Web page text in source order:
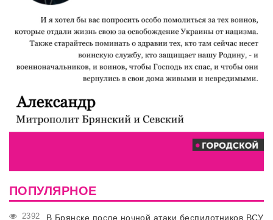
ПОПУЛЯРНОЕ
2392
В Брянске после ночной атаки беспилотников ВСУ